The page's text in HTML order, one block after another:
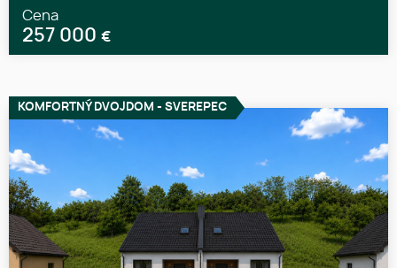
Cena
257 000 €
KOMFORTNÝ DVOJDOM - SVEREPEC